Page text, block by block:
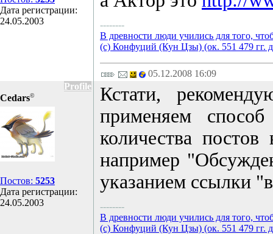
Дата регистрации:
24.05.2003
--------
В древности люди учились для того,
(с) Конфуций (Кун Цзы) (ок. 551 479 гг.
05.12.2008 16:09
Profile
Cedars©
Постов: 5253
Дата регистрации:
24.05.2003
Кстати,
применяем
количества
например
указанием ссылки
--------
В древности люди учились для того,
(с) Конфуций (Кун Цзы) (ок. 551 479 гг.